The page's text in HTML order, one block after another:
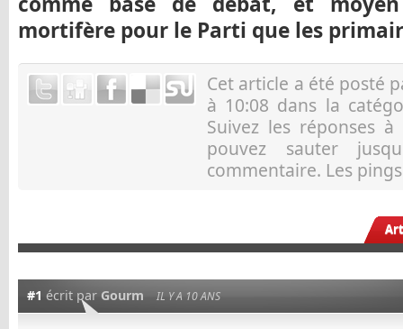
mortifère pour le Parti que les
Cet article a été posté
à 10:08 dans la
Suivez les réponses
pouvez sauter
commentaire. Les
#1 écrit par Gourm IL Y A 10 ANS